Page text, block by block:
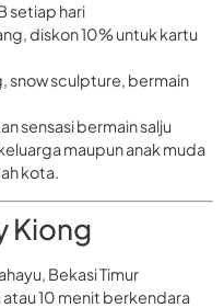
setiap hari
diskon 10% untuk kartu
snow sculpture, bermain
sensasi bermain salju
maupun anak muda
kota.
Kiong
Bekasi Timur
atau 10 menit berkendara